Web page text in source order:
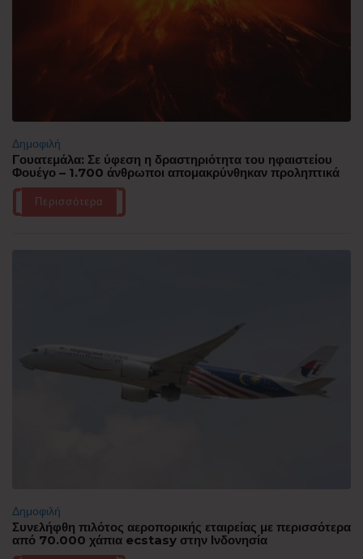
Δημοφιλή
Γουατεμάλα: Σε ύφεση η δραστηριότητα του ηφαιστείου
Φουέγο – 1.700 άνθρωποι απομακρύνθηκαν προληπτικά
Περισσότερα
Δημοφιλή
Συνελήφθη πιλότος αεροπορικής εταιρείας με περισσότερα
από 70.000 χάπια ecstasy στην Ινδονησία